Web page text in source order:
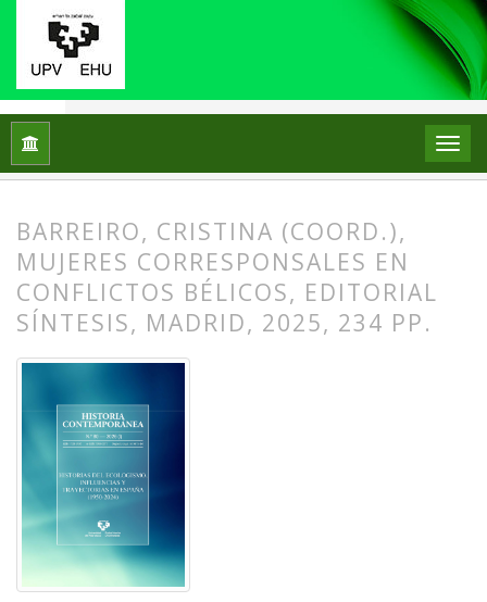
Inicio Núm. 80 (2026): Historias del ecologismo,
BARREIRO, CRISTINA (COORD.),
MUJERES CORRESPONSALES EN
CONFLICTOS BÉLICOS, EDITORIAL
SÍNTESIS, MADRID, 2025, 234 PP.